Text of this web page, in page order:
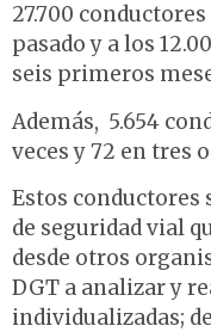
27.700
pasado y a los
seis primeros
Además, 5.654
veces y 72 en tres
Estos conductores
de seguridad vial
desde otros
DGT a analizar y
individualizadas;